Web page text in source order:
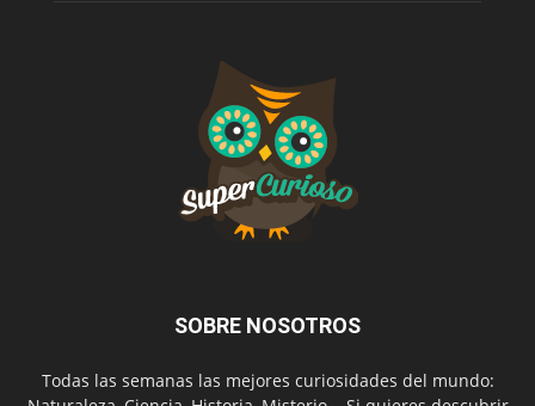
SOBRE NOSOTROS
Todas las semanas las mejores curiosidades del mundo: